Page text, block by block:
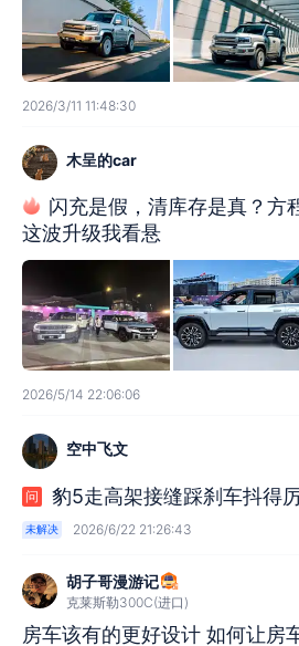
2026/3/11 11:48:30
木呈的car
闪充是假，清库存是真？方
这波升级我看悬
2026/5/14 22:06:06
空中飞文
问 豹5走高架接缝踩刹车抖得
未解决 2026/6/22 21:26:43
胡子哥漫游记
克莱斯勒300C(进口)
房车该有的更好设计 如何让房